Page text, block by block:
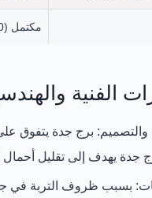
مكتمل (2010)
الفنية
والتصميم:
جدة يهدف إلى تقليل أحمال
بسبب ظروف التربة في